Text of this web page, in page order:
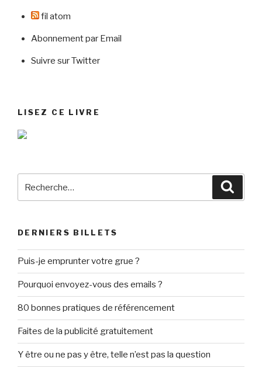
fil atom
Abonnement par Email
Suivre sur Twitter
LISEZ CE LIVRE
pour
DERNIERS BILLETS
Puis-je emprunter votre grue ?
Pourquoi envoyez-vous des emails ?
80 bonnes pratiques de référencement
Faites de la publicité gratuitement
Y être ou ne pas y être, telle n’est pas la question